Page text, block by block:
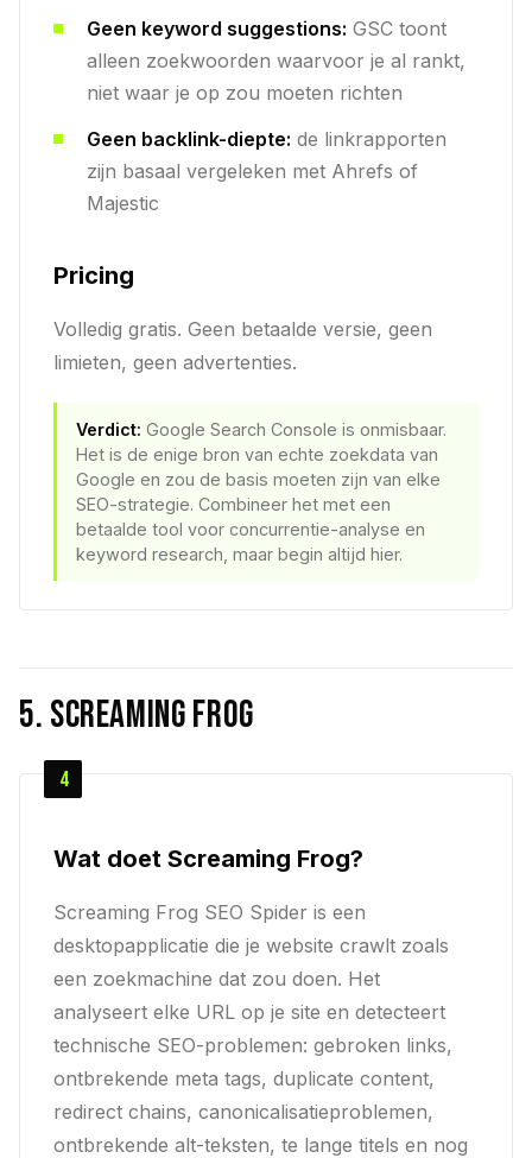
Geen keyword suggestions: GSC toont
alleen zoekwoorden waarvoor je al rankt,
niet waar je op zou moeten richten
Geen backlink-diepte: de linkrapporten
zijn basaal vergeleken met Ahrefs of
Majestic
Pricing
Volledig gratis. Geen betaalde versie, geen
limieten, geen advertenties.
Verdict: Google Search Console is onmisbaar.
Het is de enige bron van echte zoekdata van
Google en zou de basis moeten zijn van elke
SEO-strategie. Combineer het met een
betaalde tool voor concurrentie-analyse en
keyword research, maar begin altijd hier.
5. Screaming Frog
4
Wat doet Screaming Frog?
Screaming Frog SEO Spider is een
desktopapplicatie die je website crawlt zoals
een zoekmachine dat zou doen. Het
analyseert elke URL op je site en detecteert
technische SEO-problemen: gebroken links,
ontbrekende meta tags, duplicate content,
redirect chains, canonicalisatieproblemen,
ontbrekende alt-teksten, te lange titels en nog